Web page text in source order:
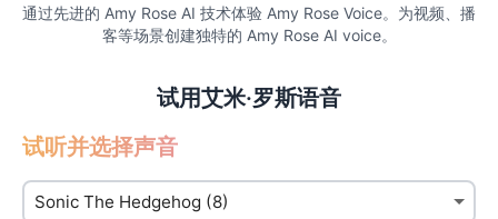
通过先进的 Amy Rose AI 技术体验 Amy Rose Voice。为视频、播
客等场景创建独特的 Amy Rose AI voice。
试用艾米·罗斯语音
试听并选择声音